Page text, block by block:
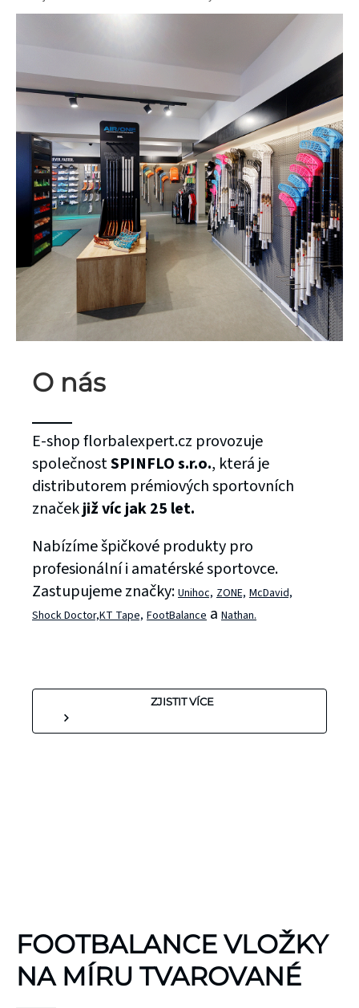
O nás
E-shop florbalexpert.cz provozuje
společnostSPINFLO s.r.o., která je
distributorem prémiových sportovních
značekjiž víc jak 25 let.
Nabízíme špičkové produkty pro
profesionální i amatérské sportovce.
Zastupujeme značky: Unihoc, ZONE, McDavid,
Shock Doctor,KT Tape, FootBalance a Nathan.
ZJISTIT VÍCE
FOOTBALANCE VLOŽKY
NA MÍRU TVAROVANÉ
KINEZIOLOGICKÉ
TEJPY
KT TAPE